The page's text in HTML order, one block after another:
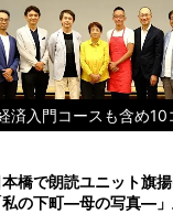
済入門コースも含め10
本橋で朗読ユニット旗
私の下町―母の写真―